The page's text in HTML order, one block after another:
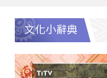
文化小辭典